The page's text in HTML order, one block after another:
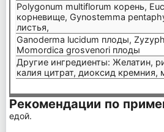
Polygonum multiflorum корень,
корневище, Gynostemma
листья,
Ganoderma lucidum плоды,
Momordica grosvenori плоды
Другие ингредиенты: Желатин,
калия цитрат, диоксид кремния,
Рекомендации по
едой.